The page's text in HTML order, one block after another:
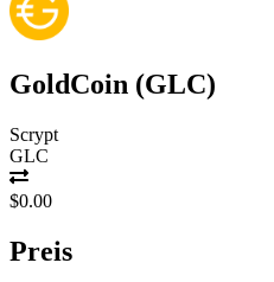
GoldCoin (GLC)
Scrypt
GLC
$0.00
Preis